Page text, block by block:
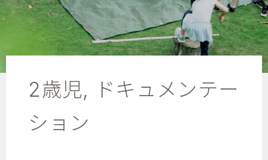
2歳児, ドキュメンテー
ション